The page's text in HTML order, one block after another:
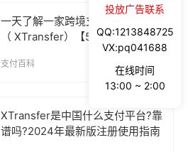
一天了解一家跨境支付平台：XT
（ XTransfer）【5000字】
支付百科 2025-05-04
XTransfer是中国什么支付平台?靠
谱吗?2024年最新版注册使用指南
投放广告联系
QQ:1213848725
VX:pq041688
在线时间
13:00 ~ 2:00